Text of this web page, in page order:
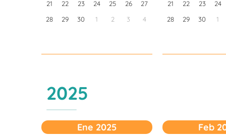
21 22 23 24 25 26
27
28
29 30 1 2 3 4
21 22 23
24
28
29 30 1
2025
Ene 2025 Feb